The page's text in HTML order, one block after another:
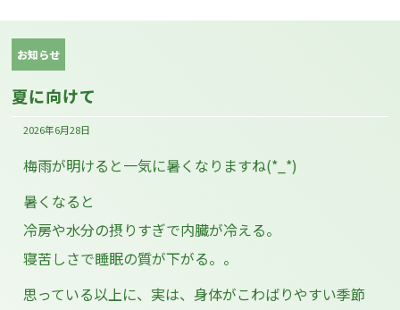
お知らせ
夏に向けて
2026年6月28日
梅雨が明けると一気に暑くなりますね(*_*)
暑くなると
冷房や水分の摂りすぎで内臓が冷える。
寝苦しさで睡眠の質が下がる。。
思っている以上に、実は、身体がこわばりやすい季節